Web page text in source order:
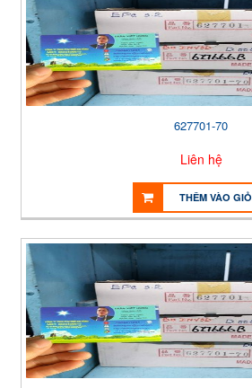
627701-70
Liên hệ
THÊM VÀO GIỎ